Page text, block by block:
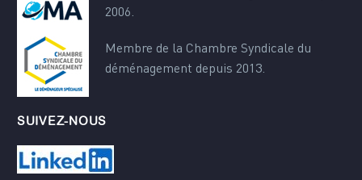
2006.
Membre de la Chambre Syndicale du
déménagement depuis 2013.
SUIVEZ-NOUS